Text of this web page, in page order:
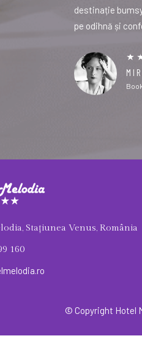
are mult
pentru
destinație
pe odihnă și
Stațiunea Venus, România
160
© Copyright Hotel